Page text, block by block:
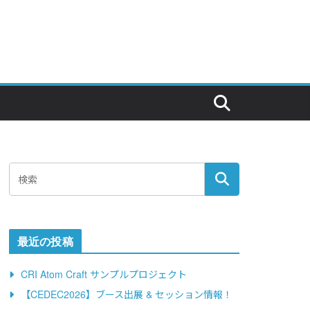
最近の投稿
CRI Atom Craft サンプルプロジェクト
【CEDEC2026】ブース出展 & セッション情報！